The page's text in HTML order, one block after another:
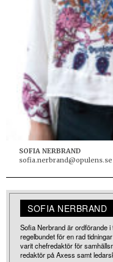
SOFIA NERBRAND
sofia.nerbrand@opulens.se
SOFIA NERBRAND
Sofia Nerbrand är ordförande
regelbundet för en rad
varit chefredaktör för
redaktör på Axess samt